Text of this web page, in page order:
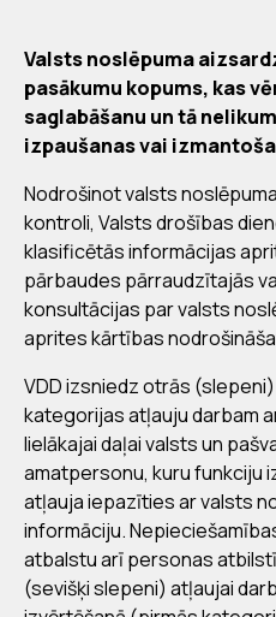
Valsts noslēpuma
pasākumu kopums, kas
saglabāšanu un tā
izpaušanas vai
Nodrošinot valsts
kontroli, Valsts drošības
klasificētās informācijas
pārbaudes pārraudzītajās
konsultācijas par valsts
aprites kārtības
VDD izsniedz otrās
kategorijas atļauju darbam
lielākajai daļai valsts un
amatpersonu, kuru funkciju
atļauja iepazīties ar valsts
informāciju.
atbalstu arī personas
(sevišķi slepeni) atļaujai